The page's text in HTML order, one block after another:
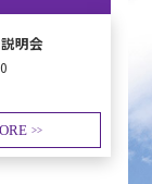
明会
>>